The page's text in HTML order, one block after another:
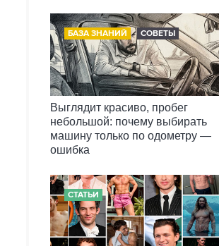
БАЗА ЗНАНИЙ СОВЕТЫ
Выглядит красиво, пробег
небольшой: почему выбирать
машину только по одометру —
ошибка
СТАТЬИ